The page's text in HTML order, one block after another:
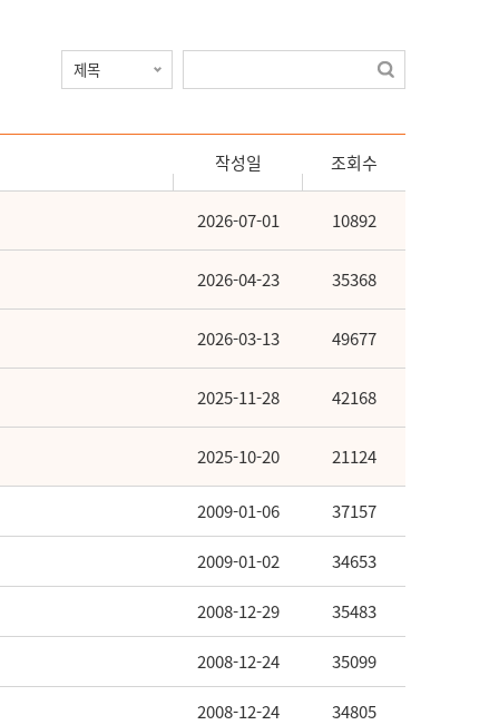
작성일 조회수
2026-07-01 10892
2026-04-23 35368
2026-03-13 49677
2025-11-28 42168
2025-10-20 21124
2009-01-06 37157
2009-01-02 34653
2008-12-29 35483
2008-12-24 35099
2008-12-24 34805